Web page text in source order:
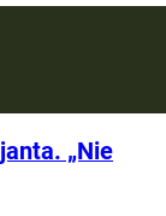
„Nie